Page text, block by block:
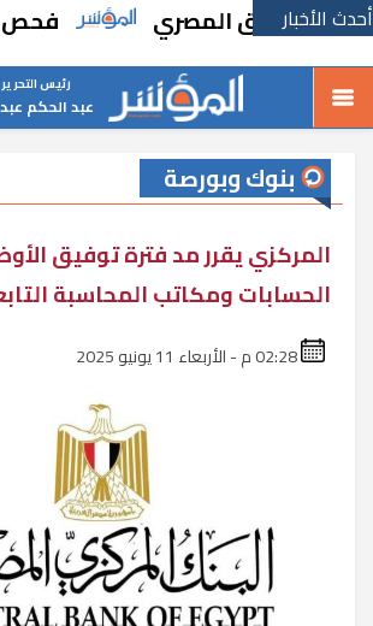
أحدث الأخبار
للسوق المصري فحص 71 مليون زيارة للسيدات بمبارة دعم صحة المرأة
رئيس التحرير
عبد الحكم عبد
بنوك وبورصة
المركزي يقرر مد فترة توفيق
الحسابات ومكاتب المحاسبة